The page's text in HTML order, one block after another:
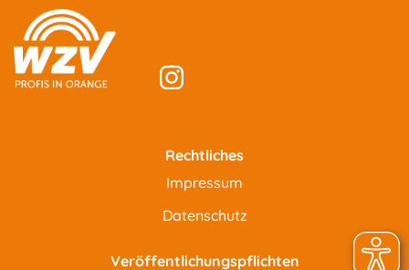
Rechtliches
Impressum
Datenschutz
Veröffentlichungspflichten